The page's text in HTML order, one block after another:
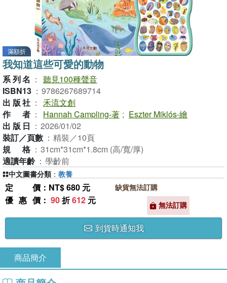
滿額折
我知道這些可愛的動物
系列名 ： 聽見100種聲音
ISBN13 ： 9786267689714
出版社 ： 禾流文創
作者 ： Hannah Campling-著 ; Eszter Miklós-繪
出版日 ： 2026/01/02
裝訂／頁數 ： 精裝／10頁
規格 ： 31cm*31cm*1.8cm (高/寬/厚)
適讀年齡 ： 學齡前
定價 ：NT$ 680 元
優惠價 ： 90折612 元
到貨時通知我
缺貨無法訂購
無法訂購
中文圖書分類 ： 教養
商品簡介